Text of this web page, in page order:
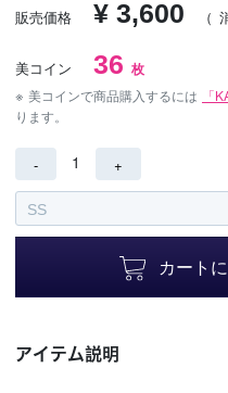
販売価格 ¥ 3,600 （
美コイン 36 枚
※ 美コインで商品購入するには 「
ります。
- 1 +
カート
アイテム説明